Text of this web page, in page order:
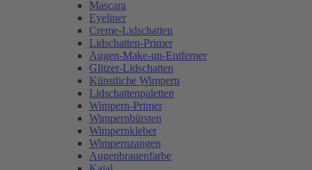
Mascara
Eyeliner
Creme-Lidschatten
Lidschatten-Primer
Augen-Make-up-Entferner
Glitzer-Lidschatten
Künstliche Wimpern
Lidschattenpaletten
Wimpern-Primer
Wimpernbürsten
Wimpernkleber
Wimpernzangen
Augenbrauenfarbe